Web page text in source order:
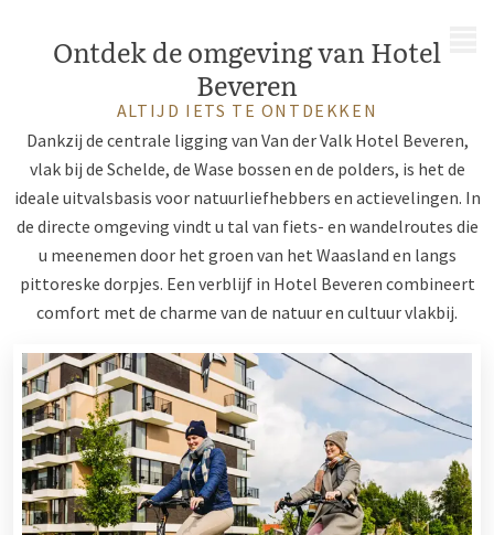
Ontdek de omgeving van Hotel
Beveren
ALTIJD IETS TE ONTDEKKEN
Dankzij de centrale ligging van Van der Valk Hotel Beveren,
vlak bij de Schelde, de Wase bossen en de polders, is het de
ideale uitvalsbasis voor natuurliefhebbers en actievelingen. In
de directe omgeving vindt u tal van fiets- en wandelroutes die
u meenemen door het groen van het Waasland en langs
pittoreske dorpjes. Een verblijf in Hotel Beveren combineert
comfort met de charme van de natuur en cultuur vlakbij.